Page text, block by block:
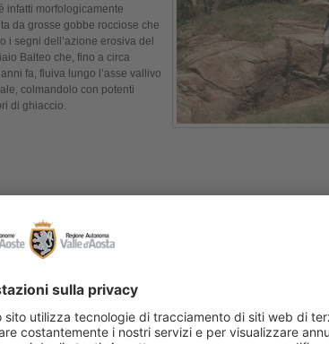
infatti morfologicamente
da grosse gobbe rocciose che
i segni dell’azione erosiva del
Balteo che, fino a circa
fa, fluiva lungo l’asse vallivo
colmandolo con potenti
di ghiaccio.